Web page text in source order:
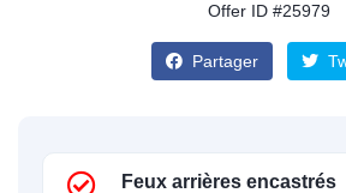
Offer ID #25979
Partager
Feux arrières encastrés